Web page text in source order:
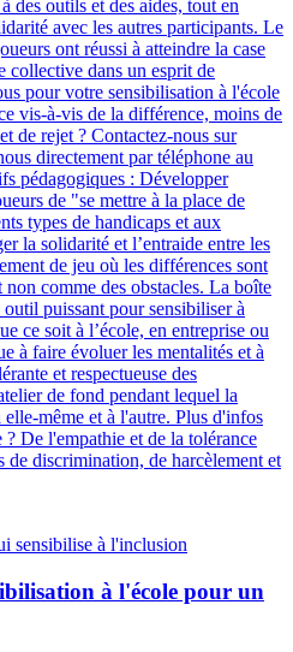
des outils et des aides, tout en
avec les autres participants. Le
ont réussi à atteindre la case
collective dans un esprit de
pour votre sensibilisation à l'école
vis-à-vis de la différence, moins de
de rejet ? Contactez-nous sur
directement par téléphone au
pédagogiques : Développer
de "se mettre à la place de
types de handicaps et aux
la solidarité et l’entraide entre les
de jeu où les différences sont
non comme des obstacles. La boîte
puissant pour sensibiliser à
ce soit à l’école, en entreprise ou
à faire évoluer les mentalités et à
et respectueuse des
de fond pendant lequel la
même et à l'autre. Plus d'infos
De l'empathie et de la tolérance
discrimination, de harcèlement et
à l'école pour un